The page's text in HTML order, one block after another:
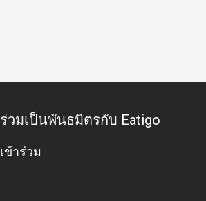
ร่วมเป็นพันธมิตรกับ Eatigo
เข้าร่วม